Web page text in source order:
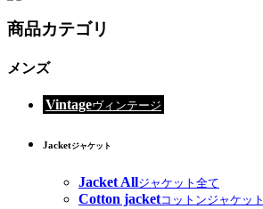
商品カテゴリ
メンズ
Vintageヴィンテージ
Jacketジャケット
Jacket Allジャケット全て
Cotton jacketコットンジャケット